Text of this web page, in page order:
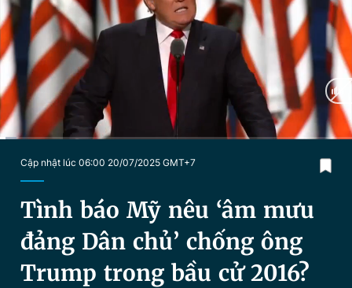
Chuyên mục
Chuyên mục khác
Chào ngày mới Tin 24h
Video Magazine
Sản phẩm khác
Đổi mật khẩu
Tin đã lưu
Tin đã xem
Đăng xuất
Cập nhật lúc 06:00 20/07/2025 GMT+7
Tình báo Mỹ nêu ‘âm mưu
đảng Dân chủ’ chống ông
Trump trong bầu cử 2016?